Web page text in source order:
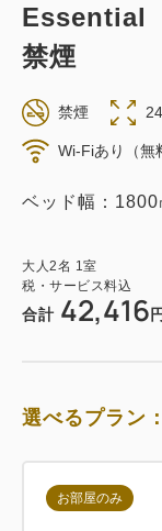
Essential
禁煙
禁煙
Wi-Fiあり（無
ベッド幅：
大人 2名 1 室
税・サービス料込
合計 42,416
選べるプラン：
お部屋のみ